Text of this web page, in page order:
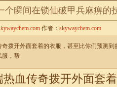
个瞬间在锁仙破甲兵麻痹的
作者： skywaychem.com
拨开外面套着的衣服，甚至比你们预测
服，帮
血传奇拨开外面套